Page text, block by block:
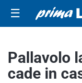
☰
Pallavolo
cade in